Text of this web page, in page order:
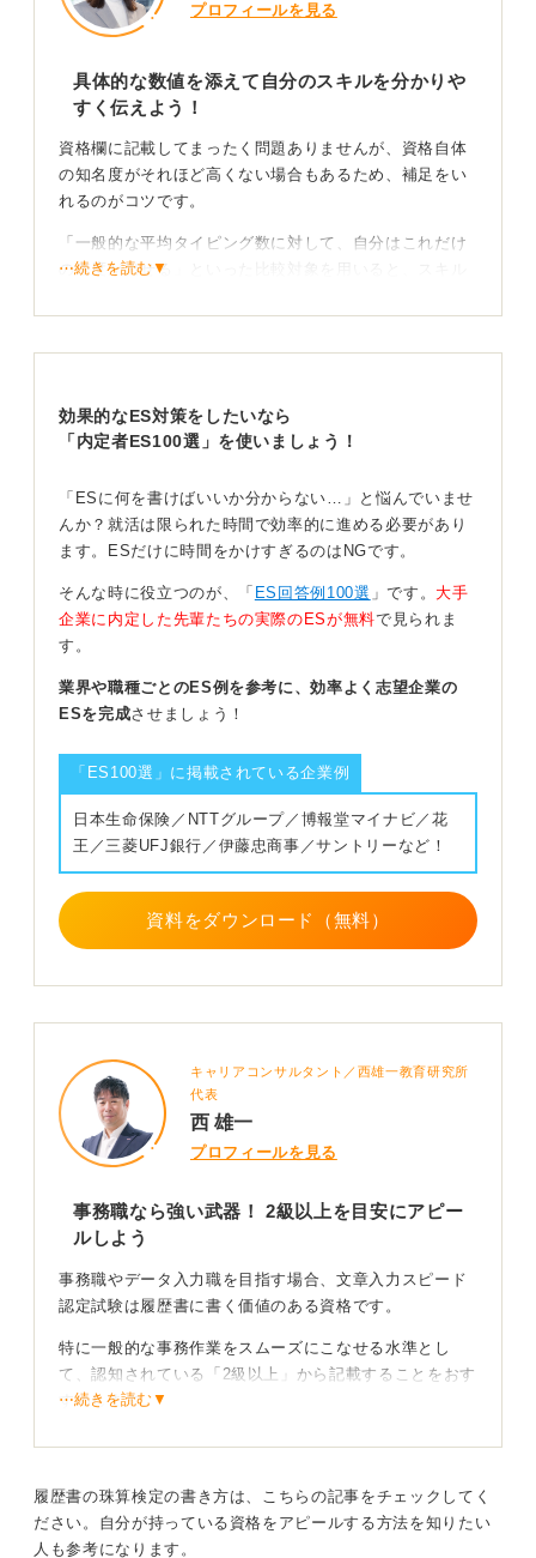
プロフィールを見る
具体的な数値を添えて自分のスキルを分かりや
すく伝えよう！
資格欄に記載してまったく問題ありませんが、資格自体
の知名度がそれほど高くない場合もあるため、補足をい
れるのがコツです。
「一般的な平均タイピング数に対して、自分はこれだけ
の速度が出せる」といった比較対象を用いると、スキル
客観的な指標を活用して実務での活躍をイメージさ
せよう
「タイピングが速い」という主観的な表現よりも、試験
の結果という客観的なデータを示すことで採用担当者の
判断を助けることができます。
IT化が進む現代のビジネスシーンにおいて、入力速度は
事務処理能力を証明する有効な武器になります。
おける即戦力性を印象付けていきましょう。
⋯続きを読む▼
効果的なES対策をしたいなら
「内定者ES100選」を使いましょう！
「ESに何を書けばいいか分からない…」と悩んでいませ
んか？就活は限られた時間で効率的に進める必要があり
ます。ESだけに時間をかけすぎるのはNGです。
そんな時に役立つのが、「 ES回答例100選 」です。 大手
企業に内定した先輩たちの実際のESが無料で見られま
す。
業界や職種ごとのES例を参考に、効率よく志望企業の
ESを完成させましょう！
「ES100選」に掲載されている企業例
日本生命保険／NTTグループ／博報堂マイナビ／花
王／三菱UFJ銀行／伊藤忠商事／サントリーなど！
資料をダウンロード（無料）
キャリアコンサルタント／西雄一教育研究所
代表
西 雄一
プロフィールを見る
事務職なら強い武器！ 2級以上を目安にアピー
ルしよう
事務職やデータ入力職を目指す場合、文章入力スピード
認定試験は履歴書に書く価値のある資格です。
特に一般的な事務作業をスムーズにこなせる水準とし
て、認知されている「2級以上」から記載することをおす
すめします。
正式名称で「日本情報処理検定協会主催 文章入力スピー
ド認定試験（日本語）準1級 合格」のように記載し、自
⋯続きを読む▼
履歴書の珠算検定の書き方は、こちらの記事をチェックしてく
ださい。自分が持っている資格をアピールする方法を知りたい
人も参考になります。